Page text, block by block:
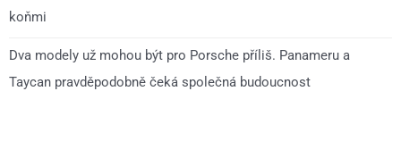
koňmi
Dva modely už mohou být pro Porsche příliš. Panameru a
Taycan pravděpodobně čeká společná budoucnost